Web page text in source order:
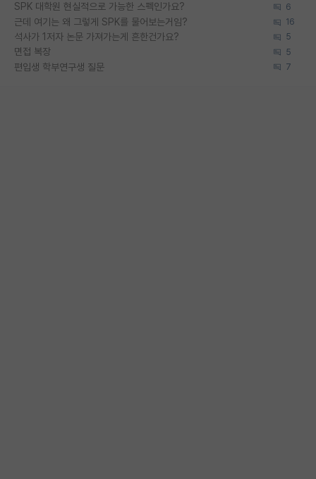
SPK 대학원 현실적으로 가능한 스펙인가요? 6
근데 여기는 왜 그렇게 SPK를 물어보는거임? 16
석사가 1저자 논문 가져가는게 흔한건가요? 5
면접 복장 5
편입생 학부연구생 질문 7